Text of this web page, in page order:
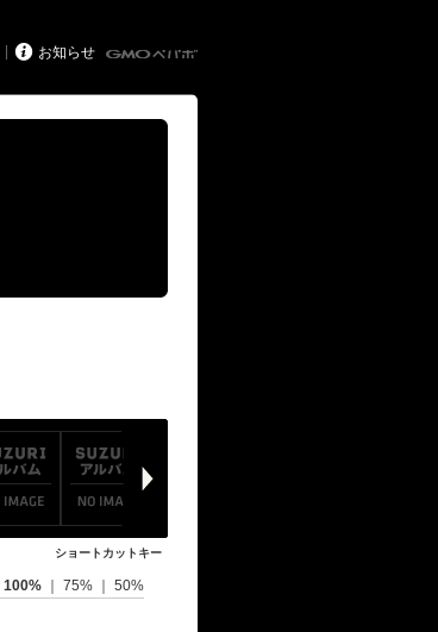
 お知らせ
ショートカットキー
100% 75% 50%